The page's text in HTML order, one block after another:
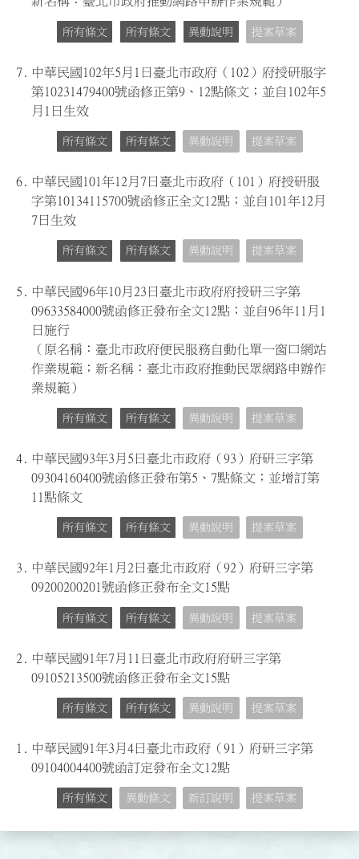
所有條文 所有條文 異動說明 提案草案
7.
中華民國102年5月1日臺北市政府（102）府授研服字
第10231479400號函修正第9、12點條文；並自102年5
月1日生效
所有條文 所有條文 異動說明 提案草案
6. 中華民國101年12月7日臺北市政府（101）府授研服
字第10134115700號函修正全文12點；並自101年12月
7日生效
所有條文 所有條文 異動說明 提案草案
5.
中華民國96年10月23日臺北市政府府授研三字第
09633584000號函修正發布全文12點；並自96年11月1
日施行
（原名稱：臺北市政府便民服務自動化單一窗口網站
作業規範；新名稱：臺北市政府推動民眾網路申辦作
業規範）
所有條文 所有條文 異動說明 提案草案
4.
中華民國93年3月5日臺北市政府（93）府研三字第
09304160400號函修正發布第5、7點條文；並增訂第
11點條文
所有條文 所有條文 異動說明 提案草案
3. 中華民國92年1月2日臺北市政府（92）府研三字第
09200200201號函修正發布全文15點
所有條文 所有條文 異動說明 提案草案
2.
中華民國91年7月11日臺北市政府府研三字第
09105213500號函修正發布全文15點
所有條文 所有條文 異動說明 提案草案
1.
中華民國91年3月4日臺北市政府（91）府研三字第
09104004400號函訂定發布全文12點
所有條文 異動條文 新訂說明 提案草案